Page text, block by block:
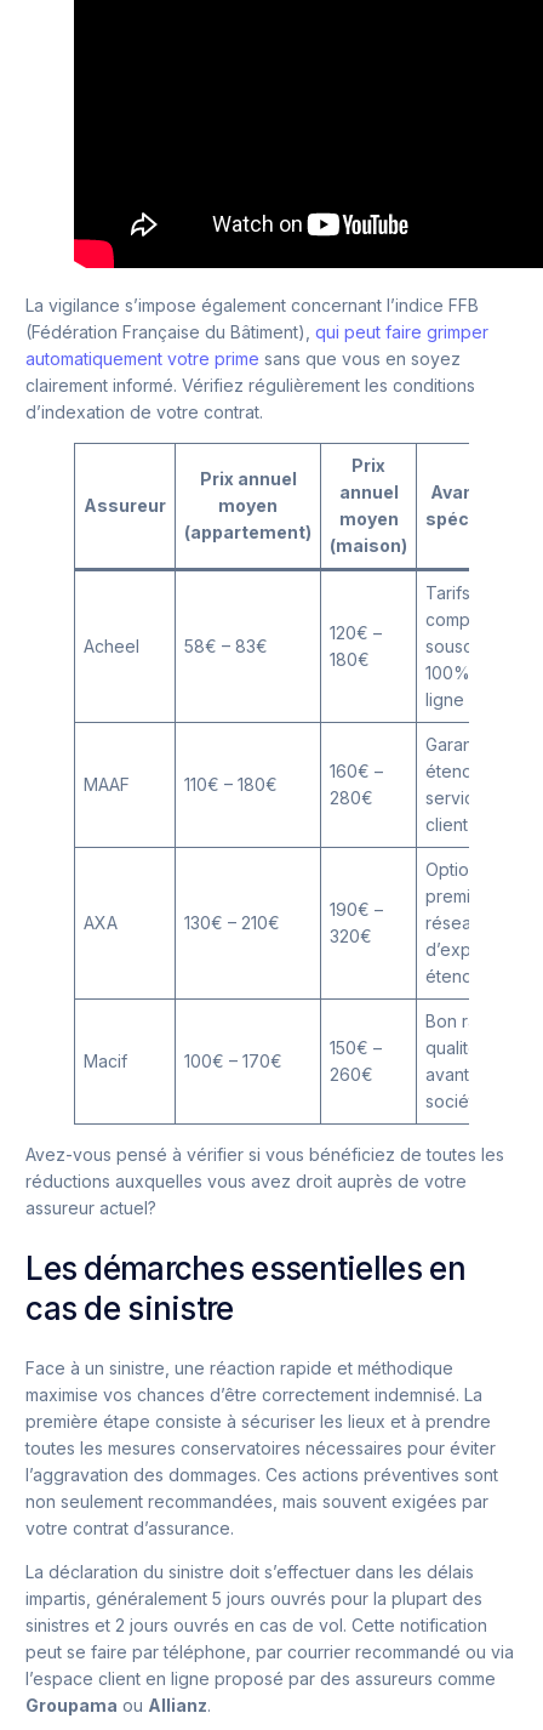
La vigilance s’impose également concernant l’indice FFB
(Fédération Française du Bâtiment),qui peut faire grimper
automatiquement votre prime sans que vous en soyez
clairement informé. Vérifiez régulièrement les conditions
d’indexation de votre contrat.
Assureur
Prix annuel
moyen
(appartement)
Prix
annuel
moyen
(maison)
Avantages
spécifiques
Acheel 58€ – 83€
120€ –
180€
Tarifs très
compétitifs,
souscription
100% en
ligne
MAAF 110€ – 180€
160€ –
280€
Garanties
étendues,
service
client réactif
AXA 130€ – 210€
190€ –
320€
Options
premium,
réseau
d’experts
étendu
Macif 100€ – 170€
150€ –
260€
Bon rapport
qualité/prix,
avantages
sociétaires
Avez-vous pensé à vérifier si vous bénéficiez de toutes les
réductions auxquelles vous avez droit auprès de votre
assureur actuel?
Les démarches essentielles en
cas de sinistre
Face à un sinistre, une réaction rapide et méthodique
maximise vos chances d’être correctement indemnisé. La
première étape consiste à sécuriser les lieux et à prendre
toutes les mesures conservatoires nécessaires pour éviter
l’aggravation des dommages. Ces actions préventives sont
non seulement recommandées, mais souvent exigées par
votre contrat d’assurance.
La déclaration du sinistre doit s’effectuer dans les délais
impartis, généralement 5 jours ouvrés pour la plupart des
sinistres et 2 jours ouvrés en cas de vol. Cette notification
peut se faire par téléphone, par courrier recommandé ou via
l’espace client en ligne proposé par des assureurs comme
Groupama ou Allianz.